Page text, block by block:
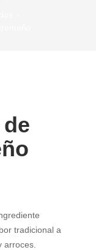
tradicional a
arroces.